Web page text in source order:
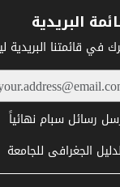
البريدية
في قائمتنا
رسائل سبام نهائياً
الجغرافى للجامعة